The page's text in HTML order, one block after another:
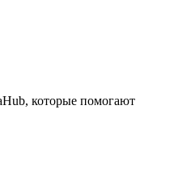
которые помогают